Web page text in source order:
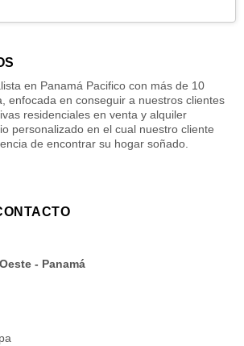
en Panamá Pacifico con más de 10
enfocada en conseguir a nuestros clientes
residenciales en venta y alquiler
personalizado en el cual nuestro cliente
de encontrar su hogar soñado.
- Panamá